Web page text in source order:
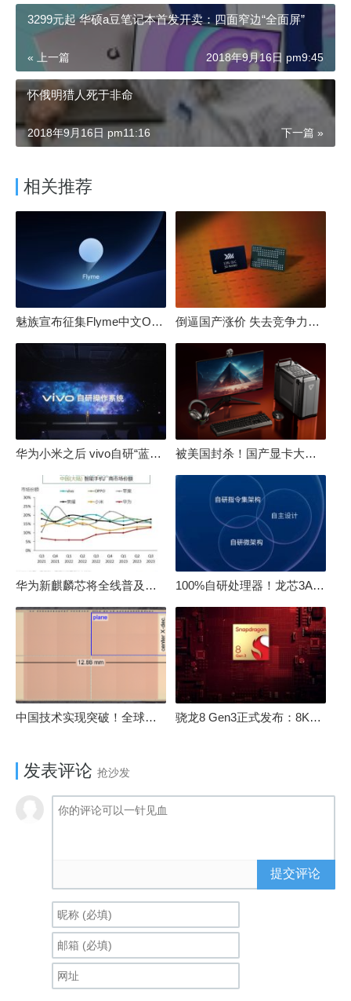
3299元起 华硕a豆笔记本首发开卖：四面窄边“全面屏”
« 上一篇 2018年9月16日 pm9:45
怀俄明猎人死于非命
下一篇 »
2018年9月16日 pm11:16
相关推荐
魅族宣布征集Flyme中文OS名：要像鸿蒙、澎湃一样响亮 倒逼国产涨价 失去竞争力！三星要减产50%：SSD必须涨价
华为小米之后 vivo自研“蓝河”操作系统重磅发布 被美国封杀！国产显卡大厂：中国GPU不存在至暗时刻
华为新麒麟芯将全线普及！高中低端全面采用 改写竞争格局 100%自研处理器！龙芯3A6000评测：与10代酷睿互有胜负
中国技术实现突破！全球最先进的3D NAND存储芯片被发现 骁龙8 Gen3正式发布：8K240手游成真！AI性能飙升98％
发表评论 抢沙发
提交评论